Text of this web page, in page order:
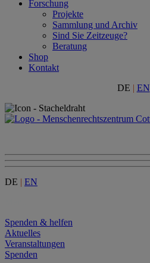
Forschung
Projekte
Sammlung und Archiv
Sind Sie Zeitzeuge?
Beratung
Shop
Kontakt
DE | EN
DE | EN
Spenden & helfen
Aktuelles
Veranstaltungen
Spenden